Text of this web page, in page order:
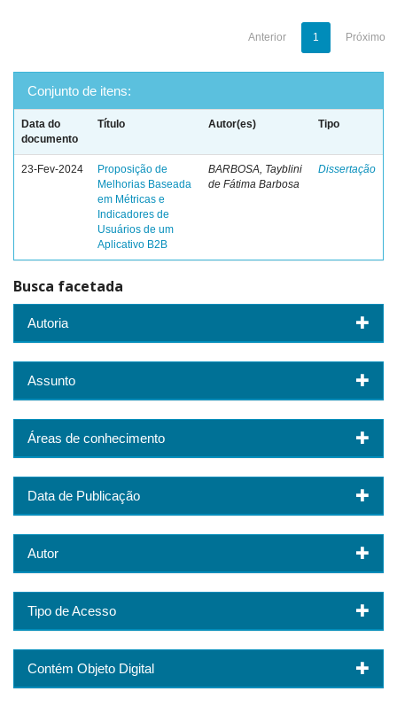
Anterior 1 Próximo
Conjunto de itens:
Data do
documento
Título Autor(es) Tipo
23-Fev-2024
Proposição de
Melhorias Baseada
em Métricas e
Indicadores de
Usuários de um
Aplicativo B2B
BARBOSA, Tayblini
de Fátima Barbosa
Dissertação
Busca facetada
Autoria
Assunto
Áreas de conhecimento
Data de Publicação
Autor
Tipo de Acesso
Contém Objeto Digital